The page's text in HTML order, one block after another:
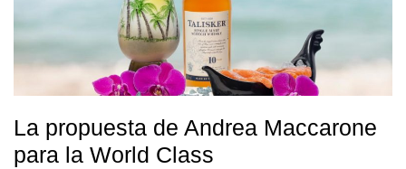
La propuesta de Andrea Maccarone
para la World Class